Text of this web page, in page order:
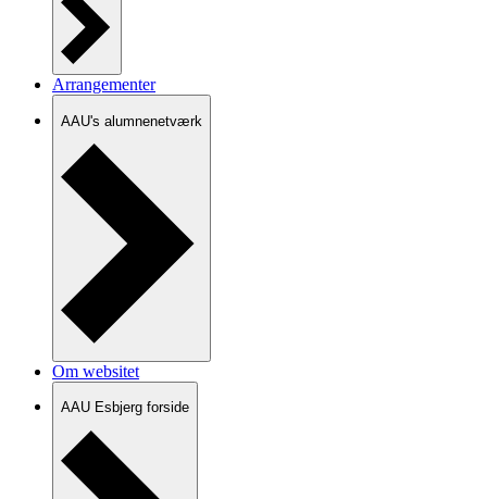
Arrangementer
AAU's alumnenetværk
Om websitet
AAU Esbjerg forside